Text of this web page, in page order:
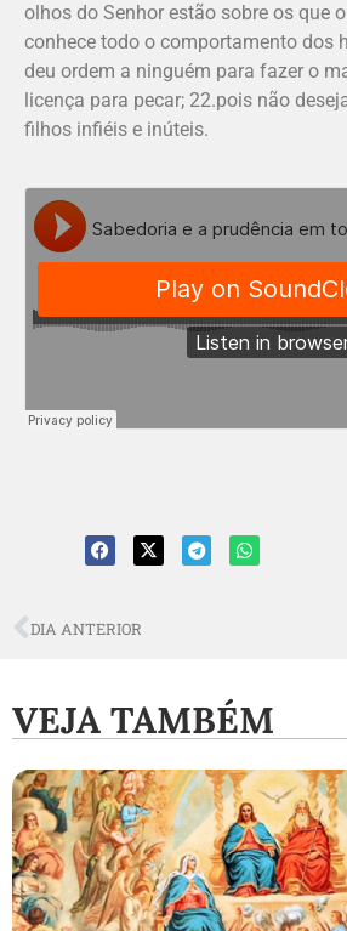
olhos do Senhor estão sobre os que
conhece todo o comportamento dos
deu ordem a ninguém para fazer o
licença para pecar; 22.pois não
filhos infiéis e inúteis.
DIA ANTERIOR
VEJA TAMBÉM